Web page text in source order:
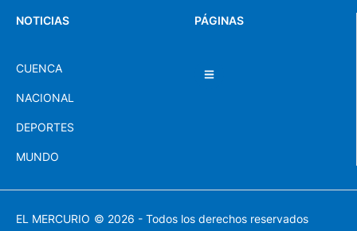
PÁGINAS
NOTICIAS
CUENCA
NACIONAL
DEPORTES
MUNDO
EL MERCURIO © 2026 - Todos los derechos reservados